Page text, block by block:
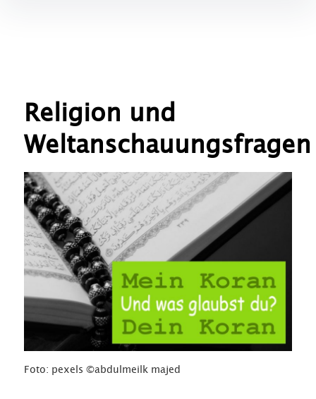
Religion und
Weltanschauungsfragen
Foto: pexels ©abdulmeilk majed